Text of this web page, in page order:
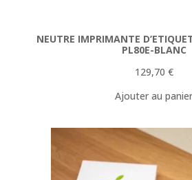
NEUTRE IMPRIMANTE
PL80E-BLANC
129,70 €
Ajouter au panier